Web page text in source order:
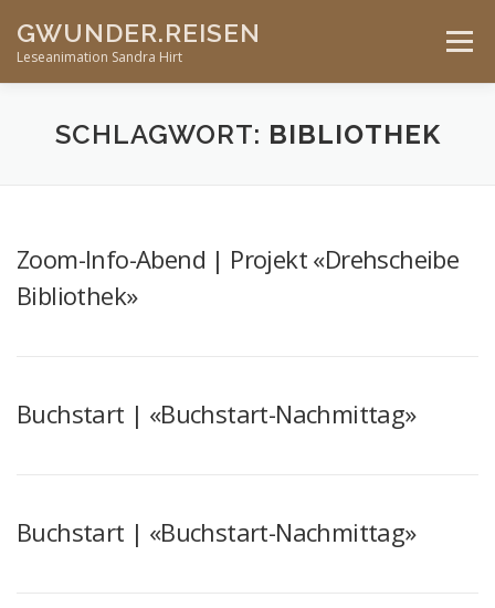
content
GWUNDER.REISEN
Leseanimation Sandra Hirt
Menu
ANGEBOTE UNTERWEGS… KONTAKT
SCHLAGWORT: BIBLIOTHEK
Zoom-Info-Abend | Projekt «Drehscheibe
Bibliothek»
Buchstart | «Buchstart-Nachmittag»
Buchstart | «Buchstart-Nachmittag»